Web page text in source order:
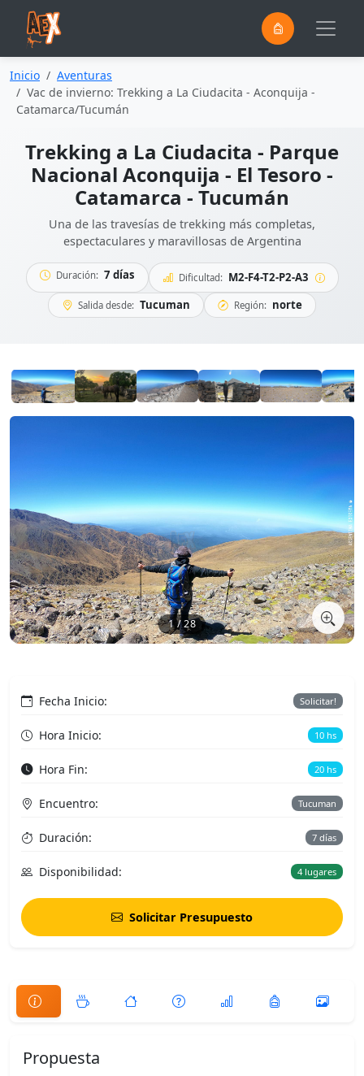
Inicio
Aventuras
Vac de invierno: Trekking a La Ciudacita - Aconquija -
Catamarca/Tucumán
Trekking a La Ciudacita - Parque
Nacional Aconquija - El Tesoro -
Catamarca - Tucumán
Una de las travesías de trekking más completas,
espectaculares y maravillosas de Argentina
Duración: 7 días Dificultad: M2-F4-T2-P2-A3
Salida desde: Tucuman Región: norte
1 / 28
Fecha Inicio: Solicitar!
Hora Inicio: 10 hs
Hora Fin: 20 hs
Encuentro: Tucuman
Duración: 7 días
Disponibilidad: 4 lugares
Solicitar Presupuesto
Propuesta